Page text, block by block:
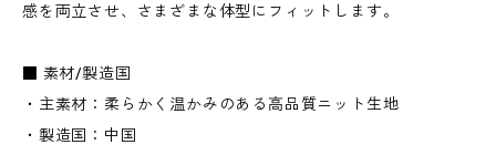
感を両立させ、さまざまな体型にフィットします。
■ 素材/製造国
・主素材：柔らかく温かみのある高品質ニット生地
・製造国：中国